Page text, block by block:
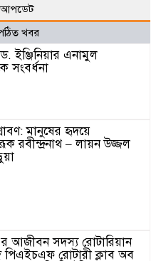
আপডেট
খবর
ইঞ্জিনিয়ার এনামুল
সংবর্ধনা
মানুষের হৃদয়ে
রবীন্দ্রনাথ – লায়ন উজ্জল
আজীবন সদস্য রোটারিয়ান
পিএইচএফ রোটারী ক্লাব অব